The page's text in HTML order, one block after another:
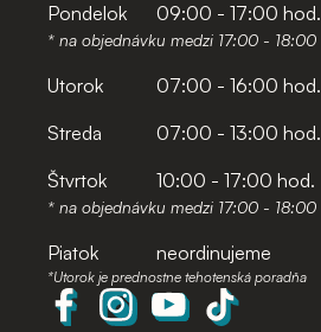
Pondelok 09:00 - 17:00 hod.
* na objednávku medzi 17:00 - 18:00
Utorok
07:00 - 16:00 hod.
Streda
07:00 - 13:00 hod.
Štvrtok
10:00 - 17:00 hod.
* na objednávku medzi 17:00 - 18:00
Piatok neordinujeme
*Utorok je prednostne tehotenská poradňa